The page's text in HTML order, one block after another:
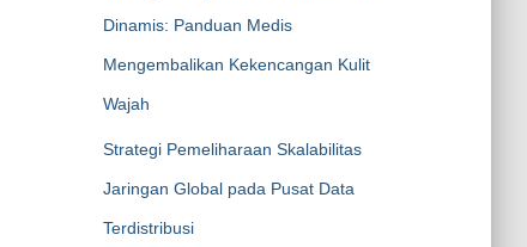
Dinamis: Panduan Medis
Mengembalikan Kekencangan Kulit
Wajah
Strategi Pemeliharaan Skalabilitas
Jaringan Global pada Pusat Data
Terdistribusi